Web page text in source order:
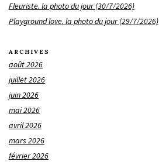
Fleuriste. la photo du jour (30/7/2026)
Playground love. la photo du jour (29/7/2026)
ARCHIVES
août 2026
juillet 2026
juin 2026
mai 2026
avril 2026
mars 2026
février 2026